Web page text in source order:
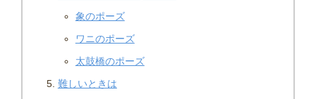
象のポーズ
ワニのポーズ
太鼓橋のポーズ
難しいときは